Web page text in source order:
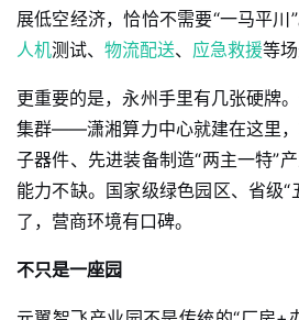
展低空经济，恰恰不需要“一马平川
人机测试、 物流配送、 应急救援等
更重要的是，永州手里有几张硬牌
集群——潇湘算力中心就建在这里
子器件、先进装备制造“两主一特”
能力不缺。国家级绿色园区、省级“
了，营商环境有口碑。
不只是一座园